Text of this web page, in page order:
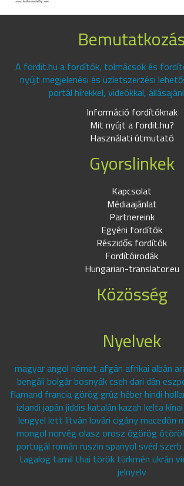
A fordit.hu a fordítók, tolmácsok és
nyújt megjelenési és üzletszerzési
portál hírekkel, videókkal,
Információ fordítóknak
Mit nyújt a fordit.hu?
Használati útmutató
Gyorslinkek
Kapcsolat
Médiaajánlat
Partnereink
Egyéni fordítók
Részidős fordítók
Fordítóirodák
Hungarian-translator.eu
Közösség
Nyelvek
magyar angol német afgán afrikai albán
bengáli bolgár bosnyák cseh dari dán
flamand francia görög grúz héber hindi
izlandi japán jiddis katalán kazah kelta
lengyel lett litván lovári cigány macedón
mongol norvég olasz orosz ógörög
portugál román ruszin spanyol svéd
tagalog tamil thai török türkmén ukrán
jelnyelv